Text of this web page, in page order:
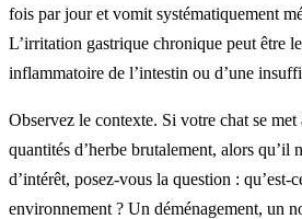
fois par jour et vomit systématiquement
L’irritation gastrique chronique peut être
inflammatoire de l’intestin ou d’une
Observez le contexte. Si votre chat se met
quantités d’herbe brutalement, alors qu’il
d’intérêt, posez-vous la question : qu’est-
environnement ? Un déménagement, un